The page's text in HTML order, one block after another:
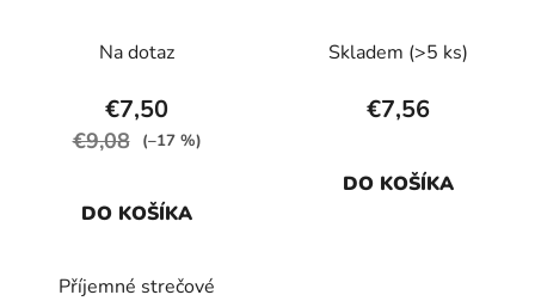
Na dotaz
€7,50
€9,08 (–17 %)
DO KOŠÍKA
Příjemné strečové
Skladem (>5 ks)
€7,56
DO KOŠÍKA